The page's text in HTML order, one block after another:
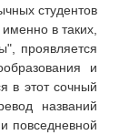
студентов
в таких,
проявляется
и
в этот сочный
названий
повседневной